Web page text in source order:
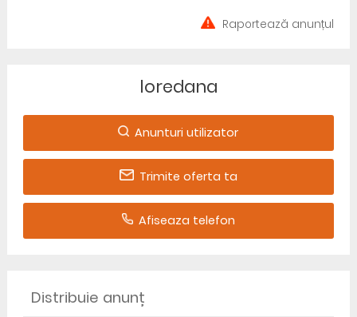
Raportează anunțul
loredana
Anunturi utilizator
Trimite oferta ta
Afiseaza telefon
Distribuie anunț